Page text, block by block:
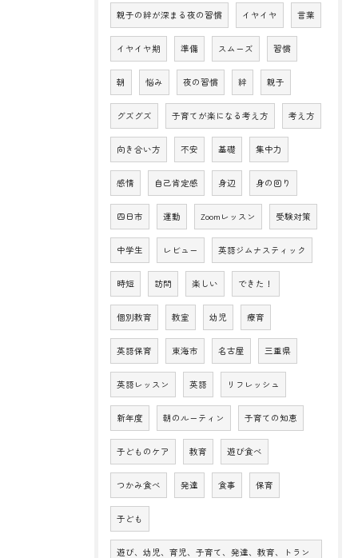
親子の絆が深まる夜の習慣 イヤイヤ 言葉
イヤイヤ期 準備 スムーズ 習慣
朝 悩み 夜の習慣 絆 親子
グズグズ 子育てが楽になる考え方 考え方
向き合い方 不安 基礎 集中力
感情 自己肯定感 身辺 身の回り
四日市 運動 Zoomレッスン 受験対策
中学生 レビュー 英語ジムナスティック
時短 訪問 楽しい できた！
個別教育 教室 幼児 療育
英語保育 東海市 名古屋 三重県
英語レッスン 英語 リフレッシュ
新年度 朝のルーティン 子育ての知恵
子どものケア 教育 遊び食べ
つかみ食べ 発達 食事 保育
子ども
遊び、幼児、育児、子育て、発達、教育、トラン